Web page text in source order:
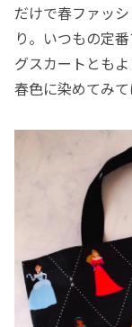
だけで春ファッ
り。いつもの定
グスカートとも
春色に染めてみて